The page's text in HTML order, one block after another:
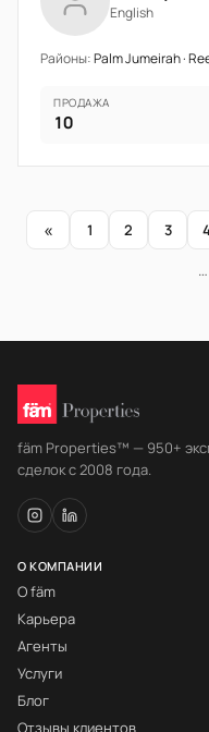
English
Районы:Palm Jumeirah ·
ПРОДАЖА
10
« 1 2 3
…
fäm Properties™ — 950+
сделок с 2008 года.
О КОМПАНИИ
О fäm
Карьера
Агенты
Услуги
Блог
Отзывы клиентов